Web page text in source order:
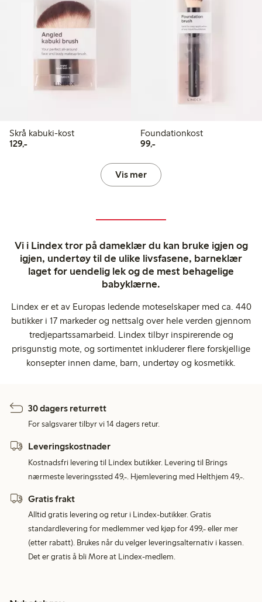
Skrå kabuki-kost
129,-129,00 kr
Foundationkost
99,-99,00 kr
Vis mer
Vi i Lindex tror på dameklær du kan bruke igjen og
igjen, undertøy til de ulike livsfasene, barneklær
laget for uendelig lek og de mest behagelige
babyklærne.
Lindex er et av Europas ledende moteselskaper med ca. 440
butikker i 17 markeder og nettsalg over hele verden gjennom
tredjepartssamarbeid. Lindex tilbyr inspirerende og
prisgunstig mote, og sortimentet inkluderer flere forskjellige
konsepter innen dame, barn, undertøy og kosmetikk.
30 dagers returrett
For salgsvarer tilbyr vi 14 dagers retur.
Leveringskostnader
Kostnadsfri levering til Lindex butikker. Levering til Brings
nærmeste leveringssted 49,-. Hjemlevering med Helthjem 49,-.
Gratis frakt
Alltid gratis levering og retur i Lindex-butikker. Gratis
standardlevering for medlemmer ved kjøp for 499,- eller mer
(etter rabatt). Brukes når du velger leveringsalternativ i kassen.
Det er gratis å bli More at Lindex-medlem.